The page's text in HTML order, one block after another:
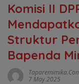
Komisi II
Struktur
Bapenda
7 May 2025